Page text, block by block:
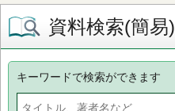
資料検索(簡易)
キーワードで検索ができます